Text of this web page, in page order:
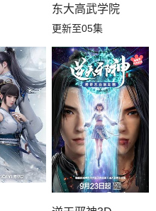
东大高武学院
更新至05集